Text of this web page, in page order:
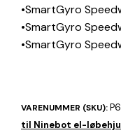
•SmartGyro
•SmartGyro
•SmartGyro
VARENUMMER (SKU):
til Ninebot el-